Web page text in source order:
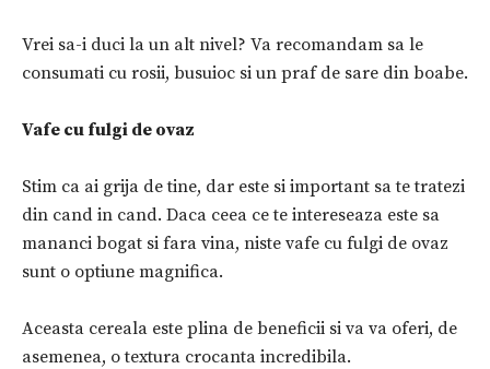
Vrei sa-i duci la un alt nivel? Va recomandam sa le
consumati cu rosii, busuioc si un praf de sare din boabe.
Vafe cu fulgi de ovaz
Stim ca ai grija de tine, dar este si important sa te tratezi
din cand in cand. Daca ceea ce te intereseaza este sa
mananci bogat si fara vina, niste vafe cu fulgi de ovaz
sunt o optiune magnifica.
Aceasta cereala este plina de beneficii si va va oferi, de
asemenea, o textura crocanta incredibila.